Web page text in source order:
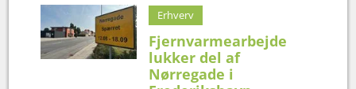
Erhverv
Fjernvarmearbejde
lukker del af
Nørregade i